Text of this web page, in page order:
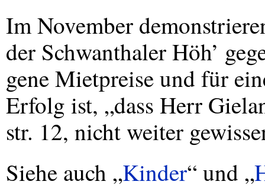
Im November
der Schwanthaler Höh’
gene Mietpreise und für
Erfolg ist, „dass Herr
str. 12, nicht weiter
Siehe auch „Kinder“ und „